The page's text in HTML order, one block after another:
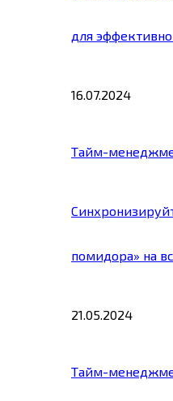
для
16.07.2024
Тайм-
помидора» на
21.05.2024
Тайм-